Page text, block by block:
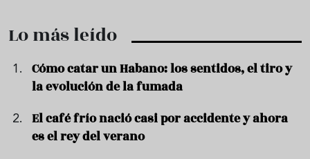
Lo más leído
Cómo catar un Habano: los sentidos, el tiro y
la evolución de la fumada
El café frío nació casi por accidente y ahora
es el rey del verano